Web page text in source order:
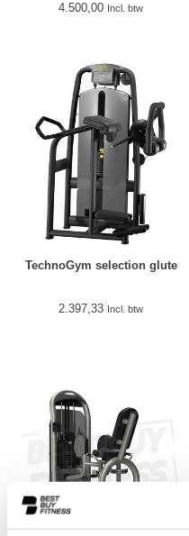
4.500,00 Incl. btw
TechnoGym selection glute
2.397,33 Incl. btw